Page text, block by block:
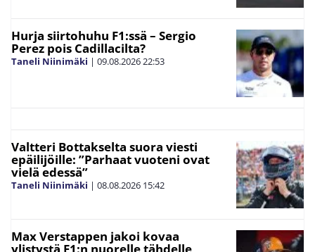
Hurja siirtohuhu F1:ssä – Sergio
Perez pois Cadillacilta?
Taneli Niinimäki | 09.08.202622:53
Valtteri Bottakselta suora viesti
epäilijöille: ”Parhaat vuoteni ovat
vielä edessä”
Taneli Niinimäki | 08.08.2026 15:42
Max Verstappen jakoi kovaa